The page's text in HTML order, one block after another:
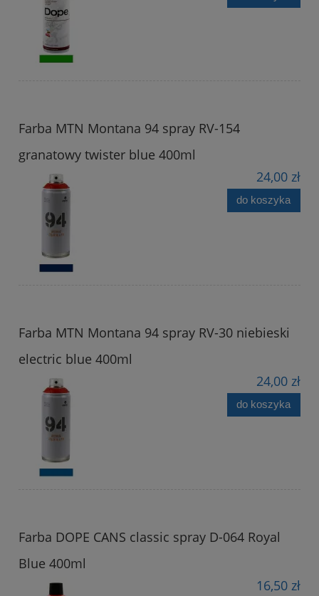
Farba MTN Montana 94 spray RV-154
granatowy twister blue 400ml
24,00 zł
do koszyka
Farba MTN Montana 94 spray RV-30 niebieski
electric blue 400ml
24,00 zł
do koszyka
Farba DOPE CANS classic spray D-064 Royal
Blue 400ml
16,50 zł